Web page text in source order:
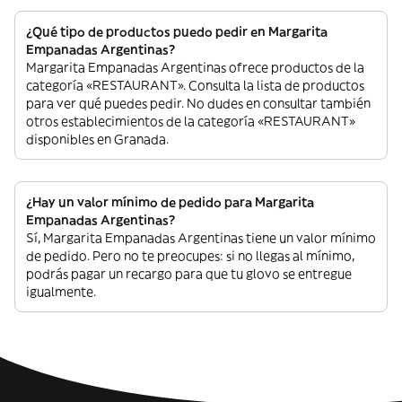
¿Qué tipo de productos puedo pedir en Margarita
Empanadas Argentinas?
Margarita Empanadas Argentinas ofrece productos de la
categoría «RESTAURANT». Consulta la lista de productos
para ver qué puedes pedir. No dudes en consultar también
otros establecimientos de la categoría «RESTAURANT»
disponibles en Granada.
¿Hay un valor mínimo de pedido para Margarita
Empanadas Argentinas?
Sí, Margarita Empanadas Argentinas tiene un valor mínimo
de pedido. Pero no te preocupes: si no llegas al mínimo,
podrás pagar un recargo para que tu glovo se entregue
igualmente.